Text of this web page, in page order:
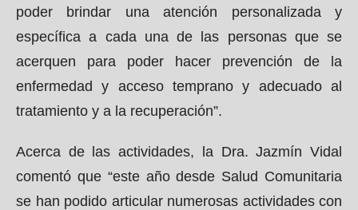
poder brindar una atención personalizada y
específica a cada una de las personas que se
acerquen para poder hacer prevención de la
enfermedad y acceso temprano y adecuado al
tratamiento y a la recuperación”.
Acerca de las actividades, la Dra. Jazmín Vidal
comentó que “este año desde Salud Comunitaria
se han podido articular numerosas actividades con